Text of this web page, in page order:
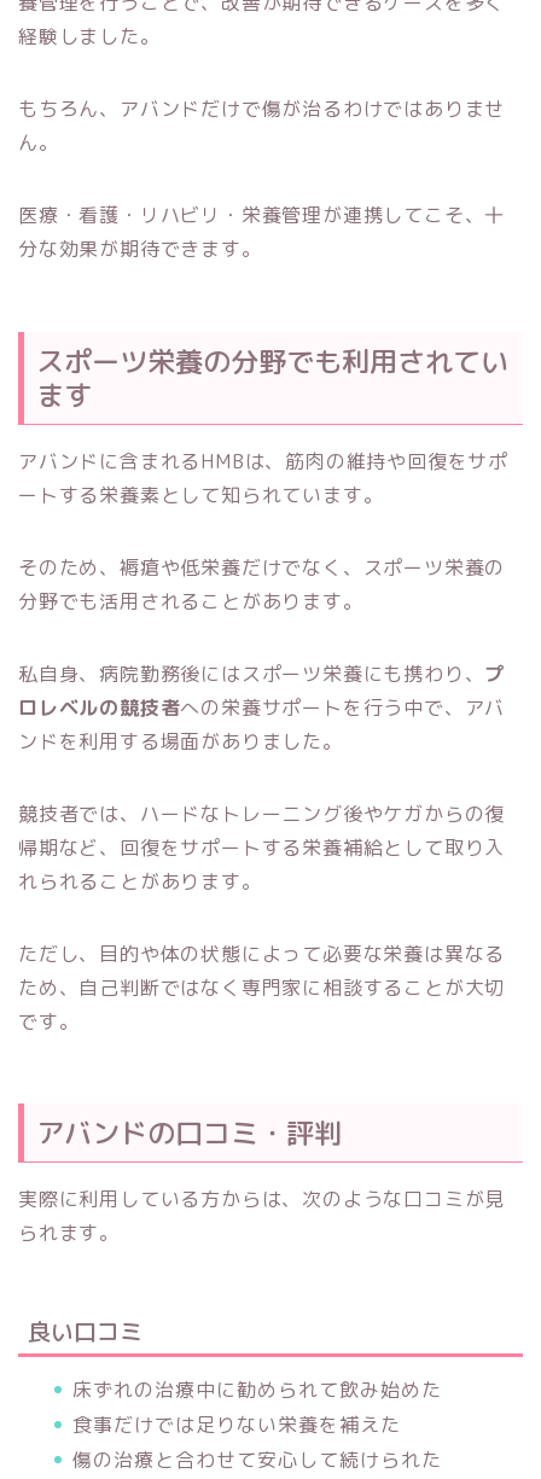
経験しました。
もちろん、アバンドだけで傷が治るわけではありませ
ん。
医療・看護・リハビリ・栄養管理が連携してこそ、十
分な効果が期待できます。
スポーツ栄養の分野でも利用されてい
ます
アバンドに含まれるHMBは、筋肉の維持や回復をサポ
ートする栄養素として知られています。
そのため、褥瘡や低栄養だけでなく、スポーツ栄養の
分野でも活用されることがあります。
私自身、病院勤務後にはスポーツ栄養にも携わり、 プ
ロレベルの競技者への栄養サポートを行う中で、アバ
ンドを利用する場面がありました。
競技者では、ハードなトレーニング後やケガからの復
帰期など、回復をサポートする栄養補給として取り入
れられることがあります。
ただし、目的や体の状態によって必要な栄養は異なる
ため、自己判断ではなく専門家に相談することが大切
です。
アバンドの口コミ・評判
実際に利用している方からは、次のような口コミが見
られます。
良い口コミ
床ずれの治療中に勧められて飲み始めた
食事だけでは足りない栄養を補えた
傷の治療と合わせて安心して続けられた